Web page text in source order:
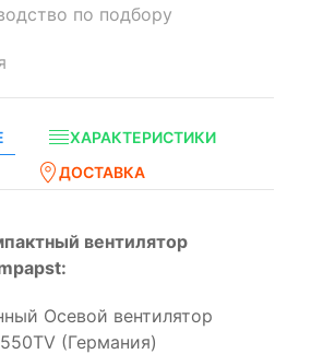
по подбору
ХАРАКТЕРИСТИКИ
ДОСТАВКА
вентилятор
Осевой вентилятор
(Германия)